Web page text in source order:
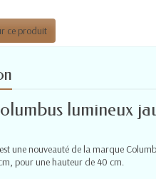
ce produit
lumineux
une nouveauté de la marque
pour une hauteur de 40 cm.